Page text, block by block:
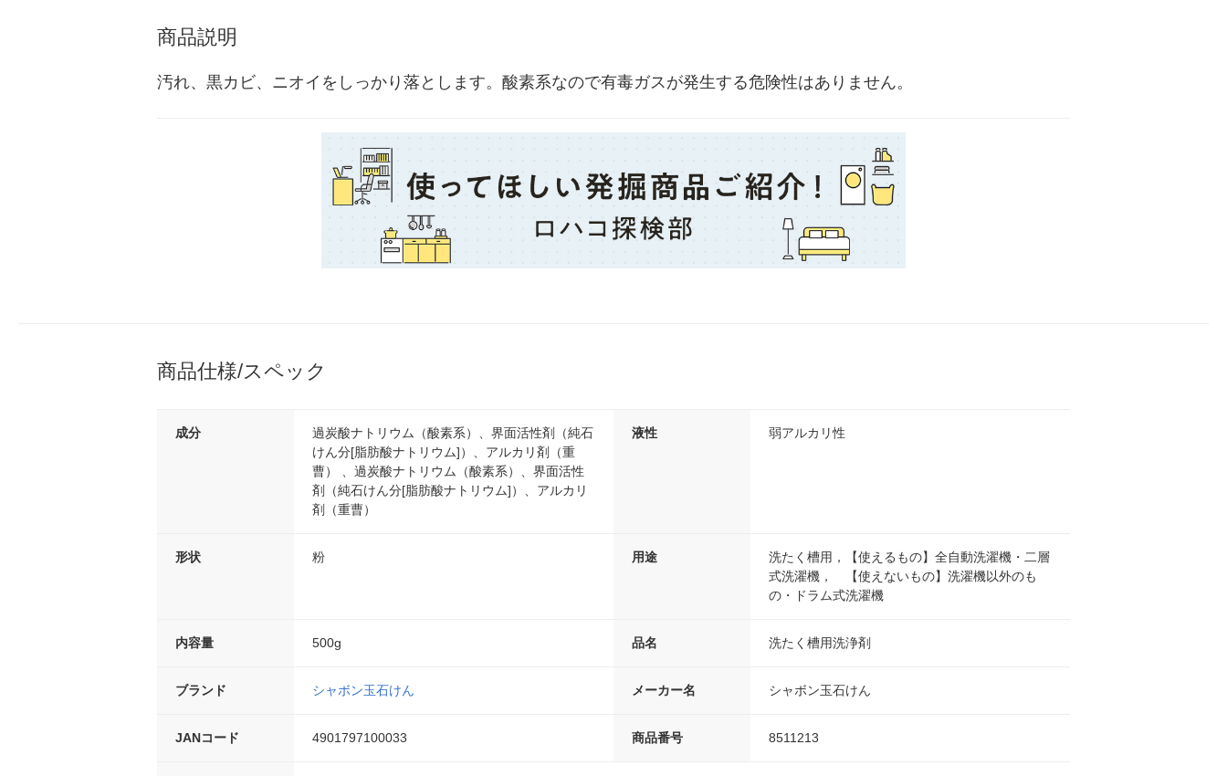
商品説明
汚れ、黒カビ、ニオイをしっかり落とします。酸素系なので有毒ガスが発生する危険性はありません。
商品仕様/スペック
成分
過炭酸ナトリウム（酸素系）、界面活性剤（純石
けん分[脂肪酸ナトリウム]）、アルカリ剤（重
曹） 、過炭酸ナトリウム（酸素系）、界面活性
剤（純石けん分[脂肪酸ナトリウム]）、アルカリ
剤（重曹）
液性 弱アルカリ性
形状 粉 用途
洗たく槽用，【使えるもの】全自動洗濯機・二層
式洗濯機， 【使えないもの】洗濯機以外のも
の・ドラム式洗濯機
内容量 500g 品名 洗たく槽用洗浄剤
ブランド シャボン玉石けん メーカー名 シャボン玉石けん
JANコード 4901797100033 商品番号 8511213